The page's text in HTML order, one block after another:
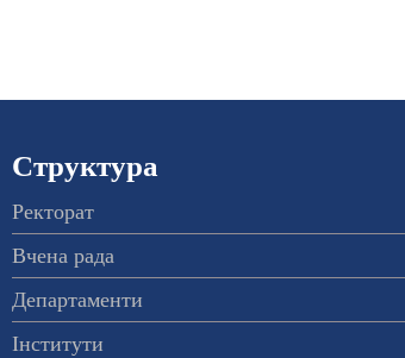
Структура
Ректорат
Вчена рада
Департаменти
Інститути